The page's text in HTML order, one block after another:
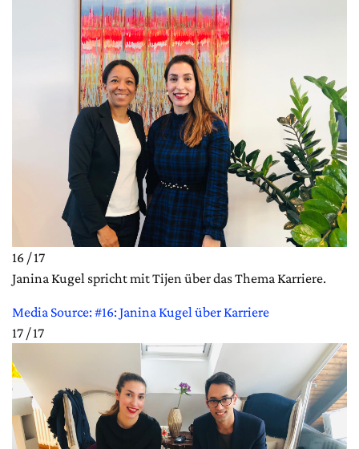
16 / 17
Janina Kugel spricht mit Tijen über das Thema Karriere.
Media Source: #16: Janina Kugel über Karriere
17 / 17